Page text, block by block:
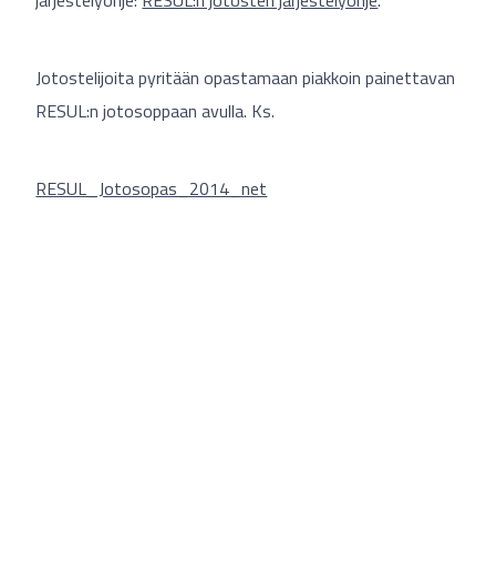
Jotostelijoita pyritään opastamaan piakkoin painettavan
RESUL:n jotosoppaan avulla. Ks.
RESUL_Jotosopas_2014_net